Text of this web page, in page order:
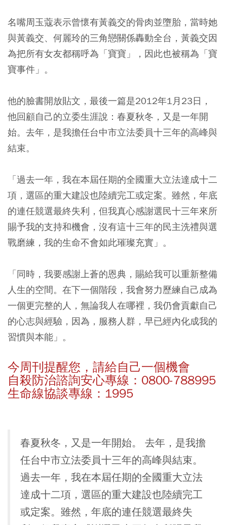
名嘴周玉蔻表示曾懷有黃義交的骨肉並墮胎，當時她
與黃義交、何麗玲的三角戀關係轟動全台，黃義交因
為把所有女友都稱呼為「寶寶」，因此也被稱為「寶
寶事件」。
他的臉書開放貼文，最後一篇是2012年1月23日，
他回顧自己的立委生涯說：春夏秋冬，又是一年開
始。去年，是我擔任台中市立法委員十三年的高峰與
結束。
「過去一年，我在本屆任期的全國重大立法達成十二
項，選區的重大建設也陸續完工或定案。雖然，年底
的連任競選最終失利，但我真心感謝選民十三年來所
賜予我的支持和機會，沒有這十三年的民主洗禮與選
戰磨練，我的生命不會如此璀璨充實」。
「同時，我要感謝上蒼的恩典，賜給我可以重新整備
人生的空間。在下一個階段，我會努力歷練自己成為
一個更完整的人，無論我人在哪裡，我仍會貢獻自己
的心志與經驗，因為，服務人群，早已經內化成我的
習慣與本能」。
今周刊提醒您，請給自己一個機會
自殺防治諮詢安心專線：0800-788995
生命線協談專線：1995
春夏秋冬，又是一年開始。 去年，是我擔
任台中市立法委員十三年的高峰與結束。
過去一年，我在本屆任期的全國重大立法
達成十二項，選區的重大建設也陸續完工
或定案。雖然，年底的連任競選最終失